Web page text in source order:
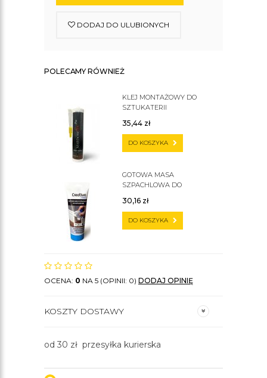
DODAJ DO ULUBIONYCH
POLECAMY RÓWNIEŻ
KLEJ MONTAŻOWY DO
SZTUKATERII
35,44 zł
DO KOSZYKA
GOTOWA MASA
SZPACHLOWA DO
30,16 zł
DO KOSZYKA
OCENA: 0 NA 5 (OPINII: 0) DODAJ OPINIĘ
KOSZTY DOSTAWY
od 30 zł przesyłka kurierska